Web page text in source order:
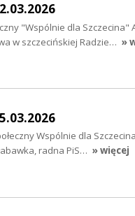
"Wspólnie dla
w szczecińskiej Radzie… »
Wspólnie dla
radna PiS… » więcej